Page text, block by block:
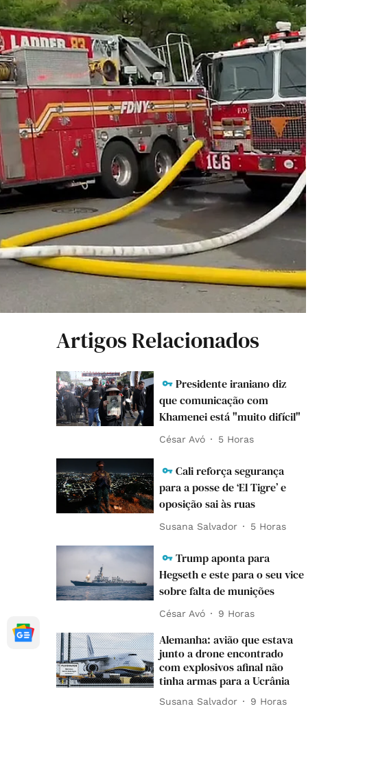
Artigos Relacionados
Presidente iraniano diz
que comunicação com
Khamenei está "muito difícil"
César Avó 5 Horas
Cali reforça segurança
para a posse de ‘El Tigre’ e
oposição sai às ruas
Susana Salvador 5 Horas
Trump aponta para
Hegseth e este para o seu vice
sobre falta de munições
César Avó 9 Horas
Alemanha: avião que estava
junto a drone encontrado
com explosivos afinal não
tinha armas para a Ucrânia
Susana Salvador 9 Horas